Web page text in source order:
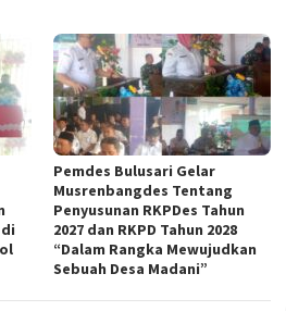
Pemdes Bulusari Gelar
Musrenbangdes Tentang
Penyusunan RKPDes Tahun
2027 dan RKPD Tahun 2028
“Dalam Rangka Mewujudkan
Sebuah Desa Madani”